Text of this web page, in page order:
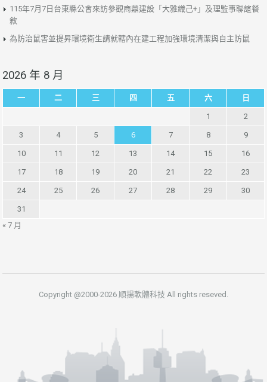
115年7月7日台東縣公會來訪參觀商鼎建設「大雅織己+」及理監事聯誼餐
敘
為防治鼠害並提昇環境衛生請就轄內在建工程加強環境清潔與自主防鼠
2026 年 8 月
一 二 三 四 五 六 日
1 2
3 4 5 6 7 8 9
10 11 12 13 14 15 16
17 18 19 20 21 22 23
24 25 26 27 28 29 30
31
« 7 月
Copyright @2000-2026 順揚軟體科技 All rights reseved.